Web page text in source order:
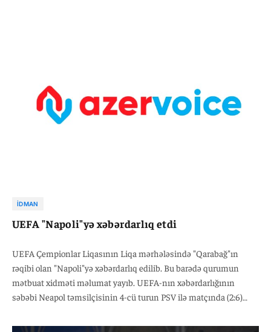
İDMAN
UEFA "Napoli"yə xəbərdarlıq etdi
UEFA Çempionlar Liqasının Liqa mərhələsində "Qarabağ"ın
rəqibi olan "Napoli"yə xəbərdarlıq edilib. Bu barədə qurumun
mətbuat xidməti məlumat yayıb. UEFA-nın xəbərdarlığının
səbəbi Neapol təmsilçisinin 4-cü turun PSV ilə matçında (2:6)
Kontenin qayda pozuntularına yol verdiyi bildirilib.